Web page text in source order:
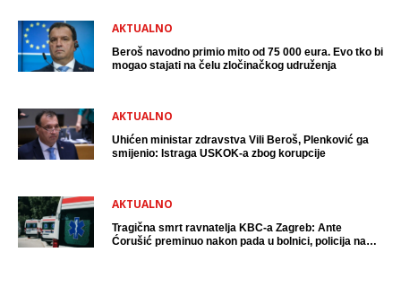
AKTUALNO
Beroš navodno primio mito od 75 000 eura. Evo tko bi
mogao stajati na čelu zločinačkog udruženja
AKTUALNO
Uhićen ministar zdravstva Vili Beroš, Plenković ga
smijenio: Istraga USKOK-a zbog korupcije
AKTUALNO
Tragična smrt ravnatelja KBC-a Zagreb: Ante
Ćorušić preminuo nakon pada u bolnici, policija na